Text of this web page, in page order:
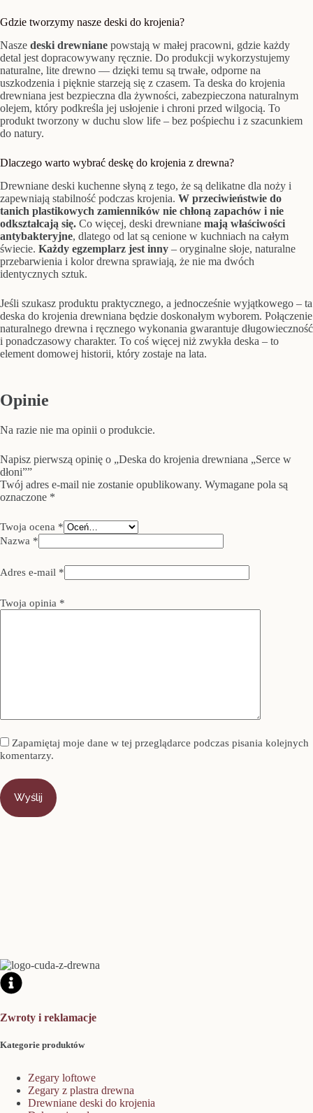
Gdzie tworzymy nasze deski do krojenia?
Nasze deski drewniane powstają w małej pracowni, gdzie każdy
detal jest dopracowywany ręcznie. Do produkcji wykorzystujemy
naturalne, lite drewno — dzięki temu są trwałe, odporne na
uszkodzenia i pięknie starzeją się z czasem. Ta deska do krojenia
drewniana jest bezpieczna dla żywności, zabezpieczona naturalnym
olejem, który podkreśla jej usłojenie i chroni przed wilgocią. To
produkt tworzony w duchu slow life – bez pośpiechu i z szacunkiem
do natury.
Dlaczego warto wybrać deskę do krojenia z drewna?
Drewniane deski kuchenne słyną z tego, że są delikatne dla noży i
zapewniają stabilność podczas krojenia. W przeciwieństwie do
tanich plastikowych zamienników nie chłoną zapachów i nie
odkształcają się. Co więcej, deski drewniane mają właściwości
antybakteryjne, dlatego od lat są cenione w kuchniach na całym
świecie. Każdy egzemplarz jest inny – oryginalne słoje, naturalne
przebarwienia i kolor drewna sprawiają, że nie ma dwóch
identycznych sztuk.
Jeśli szukasz produktu praktycznego, a jednocześnie wyjątkowego – ta
deska do krojenia drewniana będzie doskonałym wyborem. Połączenie
naturalnego drewna i ręcznego wykonania gwarantuje długowieczność
i ponadczasowy charakter. To coś więcej niż zwykła deska – to
element domowej historii, który zostaje na lata.
Opinie
Na razie nie ma opinii o produkcie.
Napisz pierwszą opinię o „Deska do krojenia drewniana „Serce w
dłoni””
Twój adres e-mail nie zostanie opublikowany. Wymagane pola są
oznaczone *
Twoja ocena *
Nazwa *
Adres e-mail *
Twoja opinia *
Zapamiętaj moje dane w tej przeglądarce podczas pisania kolejnych
komentarzy.
Wyślij
Zwroty i reklamacje
Kategorie produktów
Zegary loftowe
Zegary z plastra drewna
Drewniane deski do krojenia